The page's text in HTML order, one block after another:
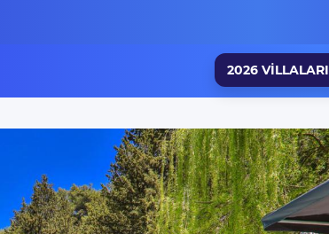
2026 VİLLALARI